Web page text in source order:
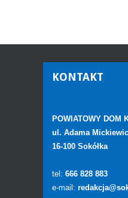
KONTAKT
POWIATOWY DOM
ul. Adama
16-100 Sokółka
tel: 666 828 883
e-mail: